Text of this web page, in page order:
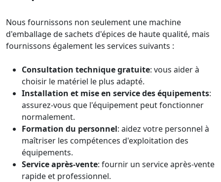
Nous fournissons non seulement une machine
d'emballage de sachets d'épices de haute qualité, mais
fournissons également les services suivants :
Consultation technique gratuite: vous aider à
choisir le matériel le plus adapté.
Installation et mise en service des équipements:
assurez-vous que l'équipement peut fonctionner
normalement.
Formation du personnel: aidez votre personnel à
maîtriser les compétences d'exploitation des
équipements.
Service après-vente: fournir un service après-vente
rapide et professionnel.